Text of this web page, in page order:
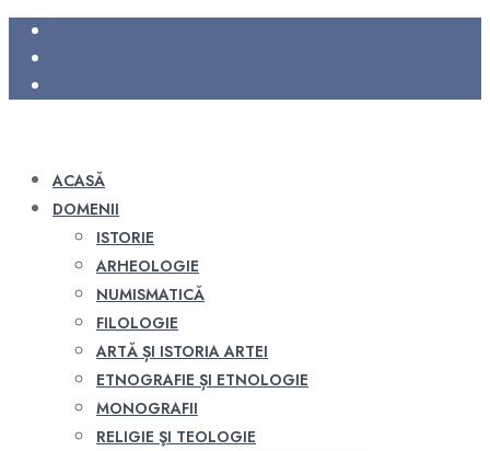
ACASĂ
DOMENII
ISTORIE
ARHEOLOGIE
NUMISMATICĂ
FILOLOGIE
ARTĂ ȘI ISTORIA ARTEI
ETNOGRAFIE ȘI ETNOLOGIE
MONOGRAFII
RELIGIE ŞI TEOLOGIE